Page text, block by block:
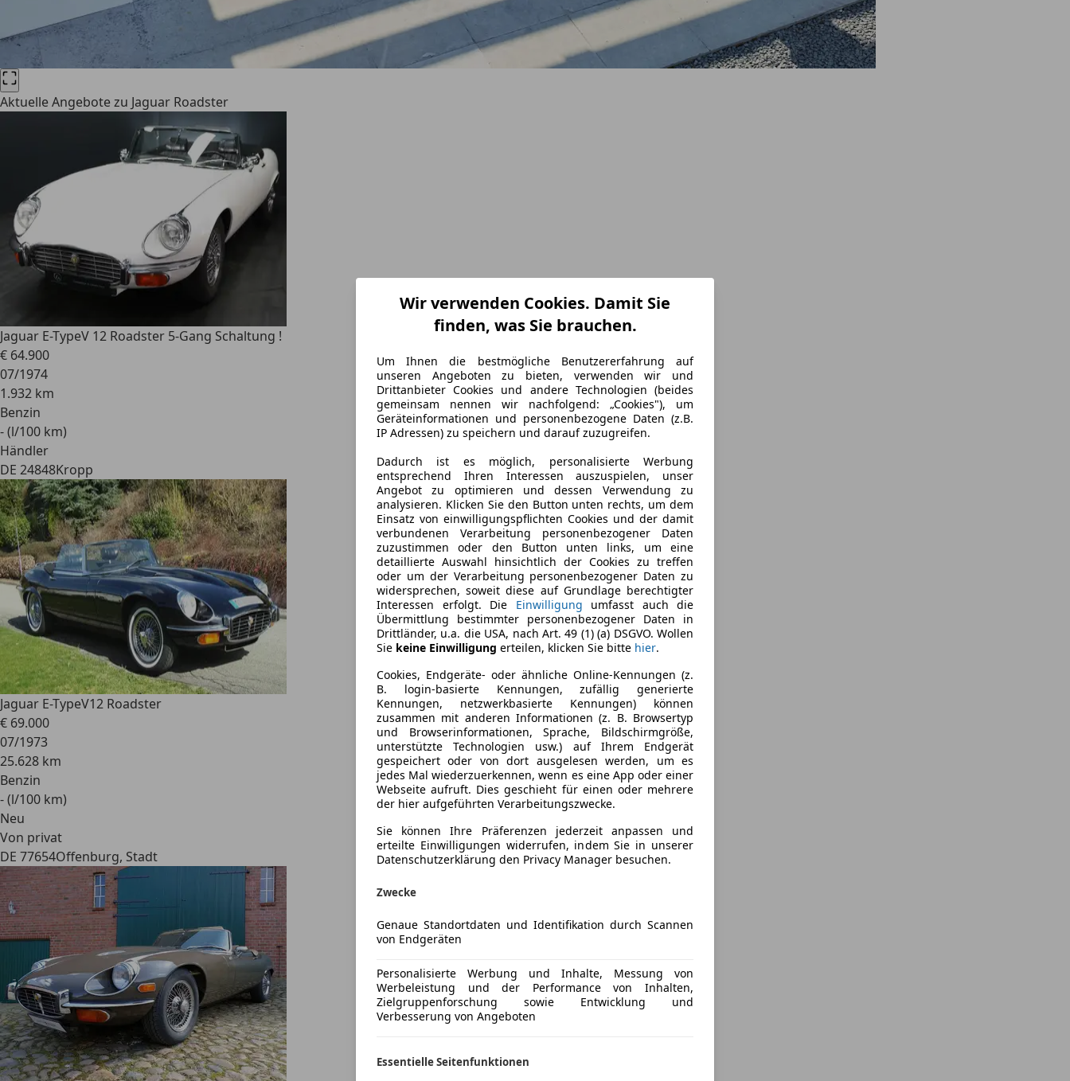
Aktuelle Angebote zu Jaguar Roadster
Jaguar E-TypeV 12 Roadster 5-Gang Schaltung !
€ 64.900
07/1974
1.932 km
Benzin
- (l/100 km)
Händler
DE 24848Kropp
Jaguar E-TypeV12 Roadster
€ 69.000
07/1973
25.628 km
Benzin
- (l/100 km)
Neu
Von privat
DE 77654Offenburg, Stadt
Wir verwenden Cookies. Damit Sie
finden, was Sie brauchen.
Um Ihnen die bestmögliche Benutzererfahrung auf
unseren Angeboten zu bieten, verwenden wir und
Drittanbieter Cookies und andere Technologien (beides
gemeinsam nennen wir nachfolgend: „Cookies"), um
Geräteinformationen und personenbezogene Daten (z.B.
IP Adressen) zu speichern und darauf zuzugreifen.
Dadurch ist es möglich, personalisierte Werbung
entsprechend Ihren Interessen auszuspielen, unser
Angebot zu optimieren und dessen Verwendung zu
analysieren. Klicken Sie den Button unten rechts, um dem
Einsatz von einwilligungspflichten Cookies und der damit
verbundenen Verarbeitung personenbezogener Daten
zuzustimmen oder den Button unten links, um eine
detaillierte Auswahl hinsichtlich der Cookies zu treffen
oder um der Verarbeitung personenbezogener Daten zu
widersprechen, soweit diese auf Grundlage berechtigter
Interessen erfolgt. Die Einwilligung umfasst auch die
Übermittlung bestimmter personenbezogener Daten in
Drittländer, u.a. die USA, nach Art. 49 (1) (a) DSGVO. Wollen
Sie keine Einwilligung erteilen, klicken Sie bitte hier.
Cookies, Endgeräte- oder ähnliche Online-Kennungen (z.
B. login-basierte Kennungen, zufällig generierte
Kennungen, netzwerkbasierte Kennungen) können
zusammen mit anderen Informationen (z. B. Browsertyp
und Browserinformationen, Sprache, Bildschirmgröße,
unterstützte Technologien usw.) auf Ihrem Endgerät
gespeichert oder von dort ausgelesen werden, um es
jedes Mal wiederzuerkennen, wenn es eine App oder einer
Webseite aufruft. Dies geschieht für einen oder mehrere
der hier aufgeführten Verarbeitungszwecke.
Sie können Ihre Präferenzen jederzeit anpassen und
erteilte Einwilligungen widerrufen, indem Sie in unserer
Datenschutzerklärung den Privacy Manager besuchen.
Zwecke
Genaue Standortdaten und Identifikation durch Scannen
von Endgeräten
Personalisierte Werbung und Inhalte, Messung von
Werbeleistung und der Performance von Inhalten,
Zielgruppenforschung sowie Entwicklung und
Verbesserung von Angeboten
Essentielle Seitenfunktionen